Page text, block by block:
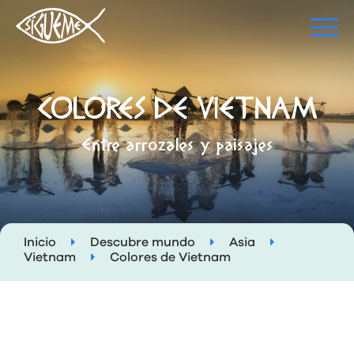
COLORES DE VIETNAM
Entre arrozales y paisajes
Inicio Descubre mundo
Asia
Vietnam
Colores de Vietnam